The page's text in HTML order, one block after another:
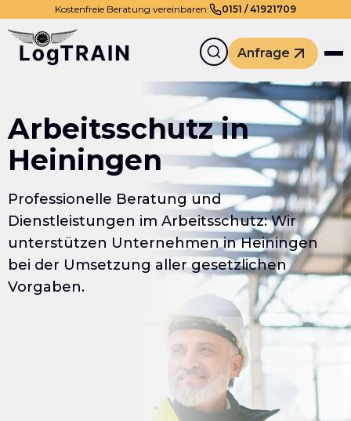
Kostenfreie Beratung vereinbaren: 0151 /41921709
Anfrage
Arbeitsschutz in
Heiningen
Professionelle Beratung und
Dienstleistungen im Arbeitsschutz: Wir
unterstützen Unternehmen in Heiningen
bei der Umsetzung aller gesetzlichen
Vorgaben.